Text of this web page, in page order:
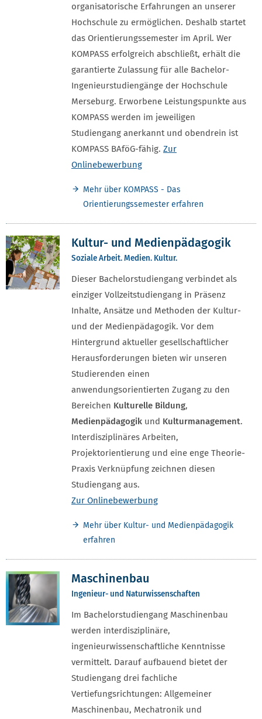
organisatorische Erfahrungen an unserer
Hochschule zu ermöglichen. Deshalb startet
das Orientierungssemester im April. Wer
KOMPASS erfolgreich abschließt, erhält die
garantierte Zulassung für alle Bachelor-
Ingenieurstudiengänge der Hochschule
Merseburg. Erworbene Leistungspunkte aus
KOMPASS werden im jeweiligen
Studiengang anerkannt und obendrein ist
KOMPASS BAföG-fähig. Zur
Onlinebewerbung
Mehr über KOMPASS - Das
Orientierungssemester erfahren
Kultur- und Medienpädagogik
Soziale Arbeit. Medien. Kultur.
Dieser Bachelorstudiengang verbindet als
einziger Vollzeitstudiengang in Präsenz
Inhalte, Ansätze und Methoden der Kultur-
und der Medienpädagogik. Vor dem
Hintergrund aktueller gesellschaftlicher
Herausforderungen bieten wir unseren
Studierenden einen
anwendungsorientierten Zugang zu den
Bereichen Kulturelle Bildung,
Medienpädagogik und Kulturmanagement.
Interdisziplinäres Arbeiten,
Projektorientierung und eine enge Theorie-
Praxis Verknüpfung zeichnen diesen
Studiengang aus.
Zur Onlinebewerbung
Mehr über Kultur- und Medienpädagogik
erfahren
Maschinenbau
Ingenieur- und Naturwissenschaften
Im Bachelorstudiengang Maschinenbau
werden interdisziplinäre,
ingenieurwissenschaftliche Kenntnisse
vermittelt. Darauf aufbauend bietet der
Studiengang drei fachliche
Vertiefungsrichtungen: Allgemeiner
Maschinenbau, Mechatronik und